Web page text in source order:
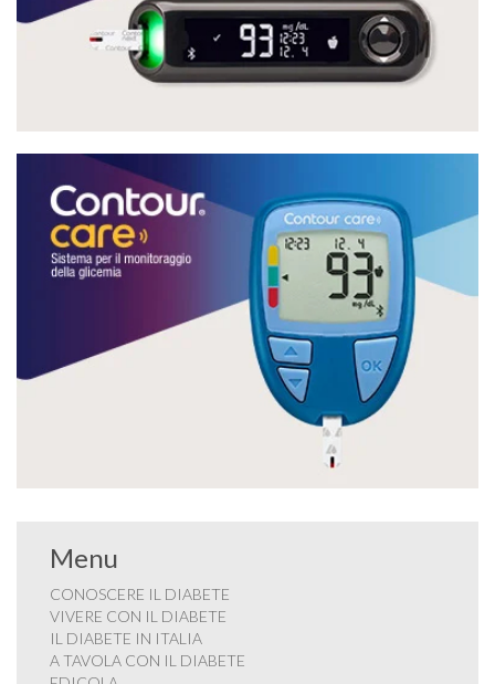
Menu
CONOSCERE IL DIABETE
VIVERE CON IL DIABETE
IL DIABETE IN ITALIA
A TAVOLA CON IL DIABETE